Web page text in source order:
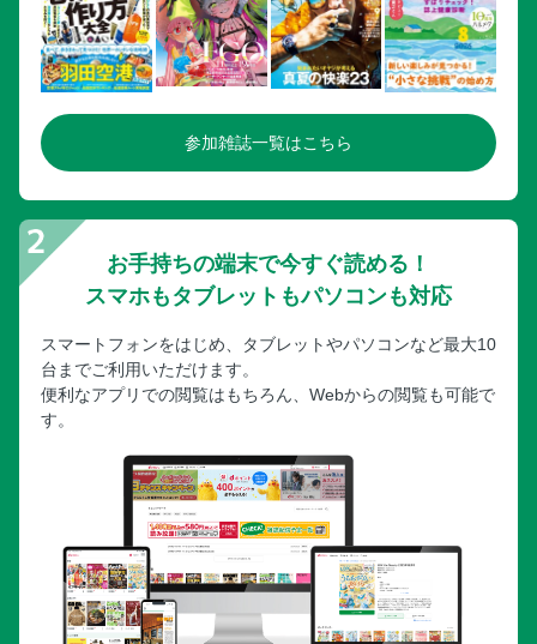
参加雑誌一覧はこちら
お手持ちの端末で今すぐ読める！
スマホもタブレットもパソコンも対応
スマートフォンをはじめ、タブレットやパソコンなど最大10
台までご利用いただけます。
便利なアプリでの閲覧はもちろん、Webからの閲覧も可能で
す。